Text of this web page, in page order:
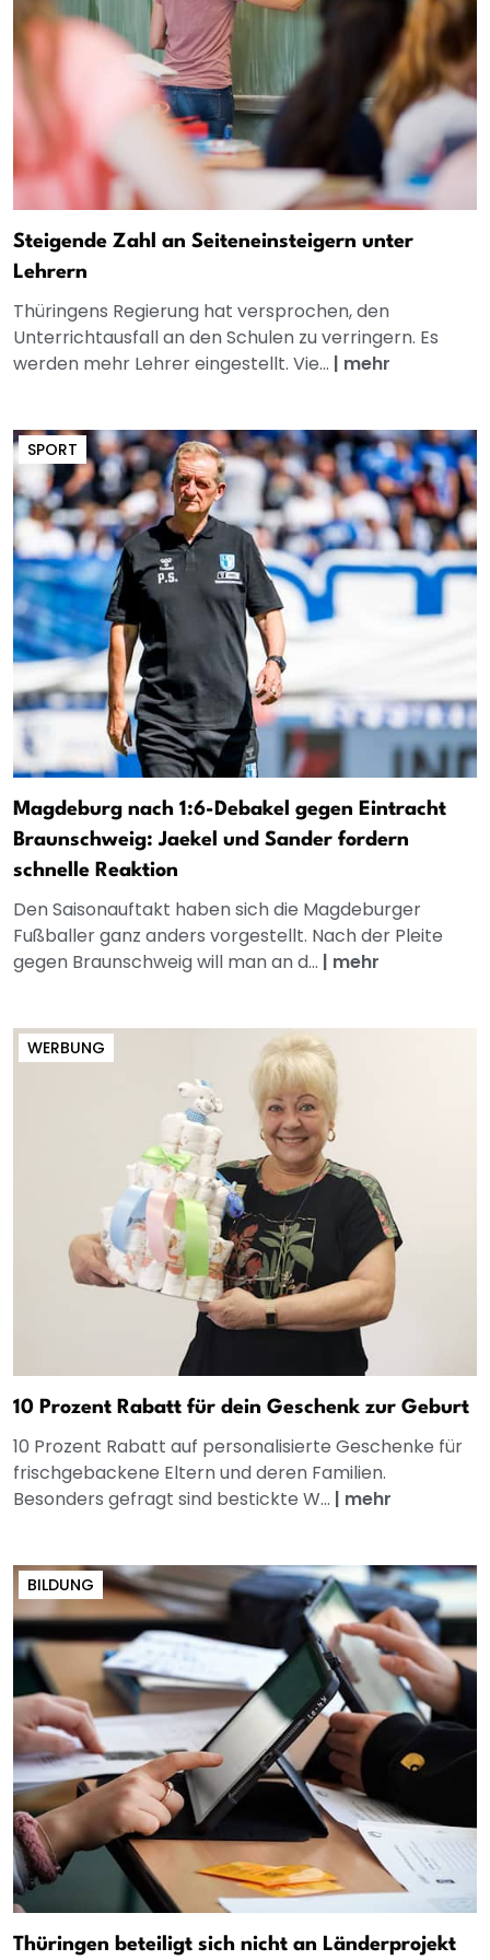
Steigende Zahl an Seiteneinsteigern unter
Lehrern
Thüringens Regierung hat versprochen, den
Unterrichtausfall an den Schulen zu verringern. Es
werden mehr Lehrer eingestellt. Vie... | mehr
SPORT
Magdeburg nach 1:6-Debakel gegen Eintracht
Braunschweig: Jaekel und Sander fordern
schnelle Reaktion
Den Saisonauftakt haben sich die Magdeburger
Fußballer ganz anders vorgestellt. Nach der Pleite
gegen Braunschweig will man an d... | mehr
WERBUNG
10 Prozent Rabatt für dein Geschenk zur Geburt
10 Prozent Rabatt auf personalisierte Geschenke für
frischgebackene Eltern und deren Familien.
Besonders gefragt sind bestickte W... | mehr
BILDUNG
Thüringen beteiligt sich nicht an Länderprojekt